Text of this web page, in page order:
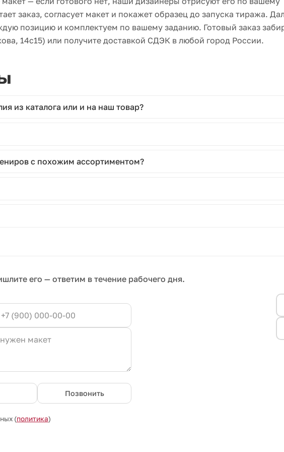
заказ, согласует макет и покажет образец до запуска тиража.
позицию и комплектуем по вашему заданию. Готовый заказ
14с15) или получите доставкой СДЭК в любой город России.
из каталога или и на наш товар?
с похожим ассортиментом?
его — ответим в течение рабочего дня.
Позвонить
(политика)